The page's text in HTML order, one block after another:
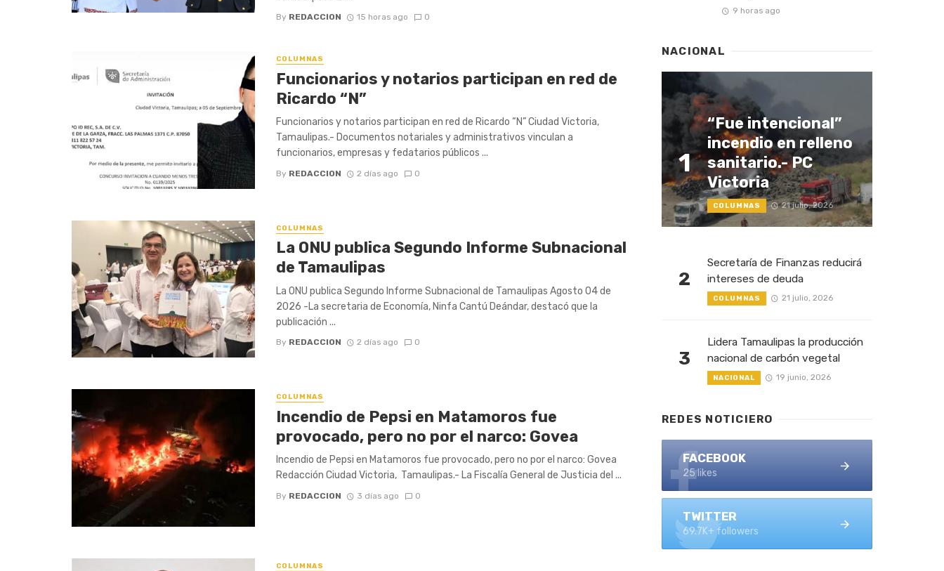
By REDACCION 15 horas ago 0
COLUMNAS
Funcionarios y notarios participan en red de
Ricardo “N”
Funcionarios y notarios participan en red de Ricardo “N” Ciudad Victoria,
Tamaulipas.- Documentos notariales y administrativos vinculan a
funcionarios, empresas y fedatarios públicos ...
By REDACCION 2 días ago 0
COLUMNAS
La ONU publica Segundo Informe Subnacional
de Tamaulipas
La ONU publica Segundo Informe Subnacional de Tamaulipas Agosto 04 de
2026 -La secretaria de Economía, Ninfa Cantú Deándar, destacó que la
publicación ...
By REDACCION 2 días ago 0
COLUMNAS
Incendio de Pepsi en Matamoros fue
provocado, pero no por el narco: Govea
Incendio de Pepsi en Matamoros fue provocado, pero no por el narco: Govea
Redacción Ciudad Victoria, Tamaulipas.- La Fiscalía General de Justicia del ...
By REDACCION 3 días ago 0
COLUMNAS
9 horas ago
NACIONAL
1
“Fue intencional”
incendio en relleno
sanitario.- PC
Victoria
COLUMNAS 21 julio, 2026
2
Secretaría de Finanzas reducirá
intereses de deuda
COLUMNAS 21 julio, 2026
3
Lidera Tamaulipas la producción
nacional de carbón vegetal
NACIONAL 19 junio, 2026
REDES NOTICIERO
FACEBOOK
25 likes
TWITTER
69.7K+ followers